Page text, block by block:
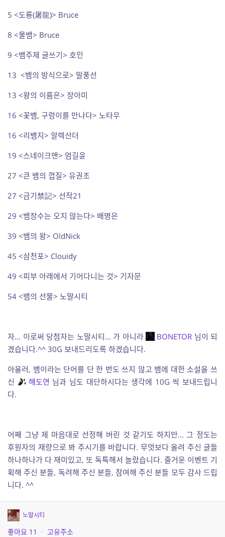
5 <도룡(屠龍)> Bruce
8 <물뱀> Bruce
9 <뱀주제 글쓰기> 호인
13 <뱀의 방식으로> 말풍선
13 <왕의 이름은> 장아미
16 <꽃뱀, 구렁이를 만나다> 노타우
16 <리뱀지> 알렉산더
19 <스네이크맨> 엄길윤
27 <큰 뱀의 껍질> 유권조
27 <금기禁記> 선작21
29 <뱀장수는 오지 않는다> 배명은
39 <뱀의 왕> OldNick
45 <삼천포> Clouidy
49 <피부 아래에서 기어다니는 것> 기자문
54 <뱀의 선물> 노말시티
자… 이로써 당첨자는 노말시티… 가 아니라 BONETOR 님이 되
겠습니다.^^ 30G 보내드리도록 하겠습니다.
아울러, 뱀이라는 단어를 단 한 번도 쓰지 않고 뱀에 대한 소설을 쓰
신
해도연 님과 님도 대단하시다는 생각에 10G 씩 보내드립니
다.
어째 그냥 제 마음대로 선정해 버린 것 같기도 하지만… 그 정도는
후원자의 재량으로 봐 주시기를 바랍니다. 무엇보다 올려 주신 글들
하나하나가 다 재미있고, 또 독특해서 놀랐습니다. 즐거운 이벤트 기
획해 주신 분들, 독려해 주신 분들, 참여해 주신 분들 모두 감사 드립
니다. ^^
노말시티
좋아요 11 · 고유주소